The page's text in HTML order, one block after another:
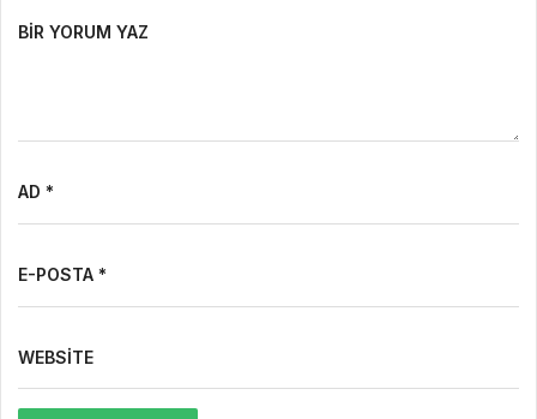
BIR YORUM YAZ
AD *
E-POSTA *
WEBSITE